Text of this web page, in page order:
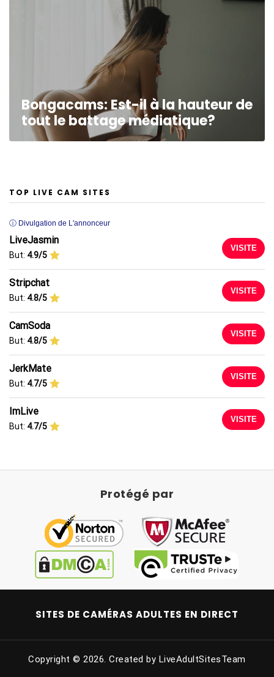
Bongacams: Est-il à la hauteur de
tout le battage médiatique?
TOP LIVE CAM SITES
ⓘ Divulgation de L'annonceur
LiveJasmin
But: 4.9/5
VISITE
Stripchat
But: 4.8/5
VISITE
CamSoda
But: 4.8/5
VISITE
JerkMate
But: 4.7/5
VISITE
ImLive
But: 4.7/5
VISITE
Protégé par
SITES DE CAMÉRAS ADULTES EN DIRECT
Copyright © 2026. Created by LiveAdultSitesTeam